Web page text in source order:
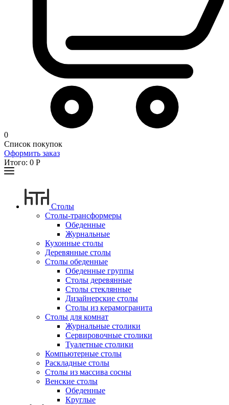
0
Список покупок
Оформить заказ
Итого: 0 Р
Столы
Столы-трансформеры
Обеденные
Журнальные
Кухонные столы
Деревянные столы
Столы обеденные
Обеденные группы
Столы деревянные
Столы стеклянные
Дизайнерские столы
Столы из керамогранита
Столы для комнат
Журнальные столики
Сервировочные столики
Туалетные столики
Компьютерные столы
Раскладные столы
Столы из массива сосны
Венские столы
Обеденные
Круглые